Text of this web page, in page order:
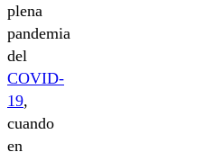
plena
pandemia
del
COVID-
19,
cuando
en